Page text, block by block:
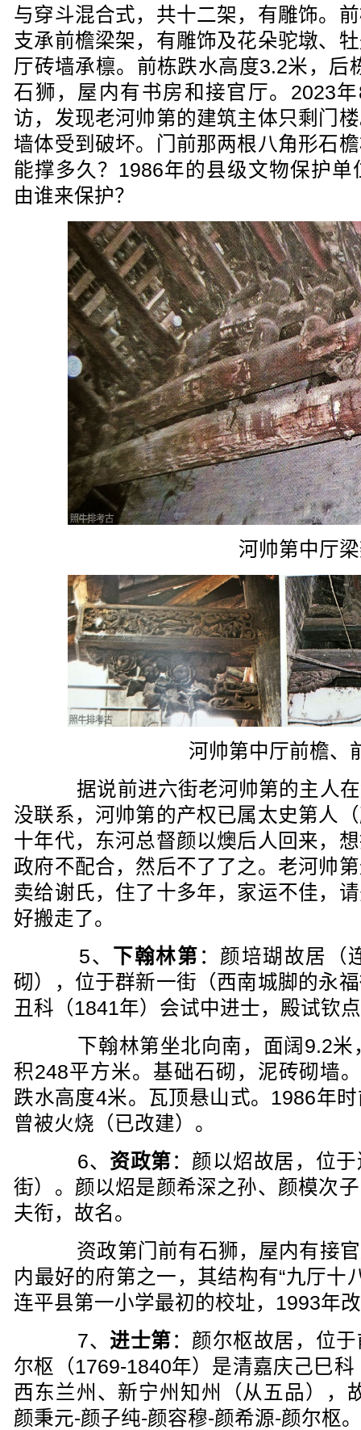
与穿斗混合式，共十二架，有雕饰。
支承前檐梁架，有雕饰及花朵驼墩、
厅砖墙承檩。前栋跌水高度3.2米，后
石狮，屋内有书房和接官厅。2023
访，发现老河帅第的建筑主体只剩门
墙体受到破坏。门前那两根八角形石
能撑多久？1986年的县级文物保护
由谁来保护？
河帅第中厅
河帅第中厅前檐、
据说前进六街老河帅第的主人在
没联系，河帅第的产权已属太史第人
十年代，东河总督颜以燠后人回来，
政府不配合，然后不了了之。老河帅
卖给谢氏，住了十多年，家运不佳，
好搬走了。
5、
下翰林第 ：颜培瑚故居（
砌），位于群新一街（西南城脚的永
丑科（1841年）会试中进士，殿试钦
下翰林第坐北向南，面阔9.2米
积248平方米。基础石砌，泥砖砌墙
跌水高度4米。瓦顶悬山式。1986年
曾被火烧（已改建）。
6、 资政第：颜以炤故居，位
街）。颜以炤是颜希深之孙、颜模次
夫衔，故名。
资政第门前有石狮，屋内有接官
内最好的府第之一，其结构有“九厅十
连平县第一小学最初的校址，1993年
7、 进士第：颜尔枢故居，位
尔枢（1769-1840年）是清嘉庆己巳
西东兰州、新宁州知州（从五品），
颜秉元-颜子纯-颜容穆-颜希源-颜尔枢